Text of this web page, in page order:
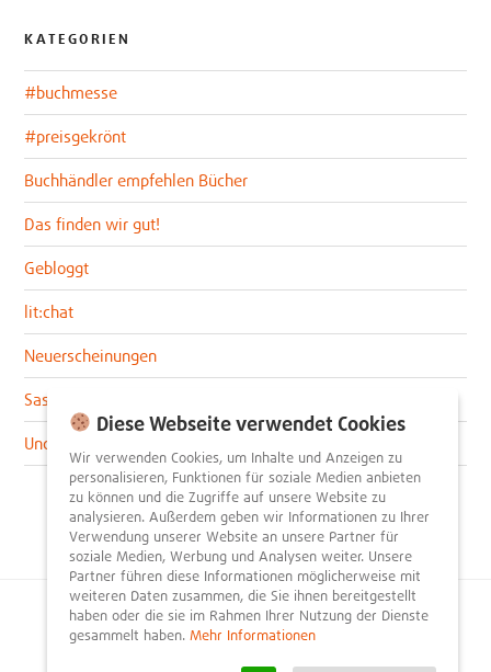
KATEGORIEN
#buchmesse
#preisgekrönt
Buchhändler empfehlen Bücher
Das finden wir gut!
Gebloggt
lit:chat
Neuerscheinungen
Sascha im lit:blog
Uncategorized
© 2026litnity – Bücher entdecken und empfehlen.
Diese Webseite verwendet Cookies
Wir verwenden Cookies, um Inhalte und Anzeigen zu
personalisieren, Funktionen für soziale Medien anbieten
zu können und die Zugriffe auf unsere Website zu
analysieren. Außerdem geben wir Informationen zu Ihrer
Verwendung unserer Website an unsere Partner für
soziale Medien, Werbung und Analysen weiter. Unsere
Partner führen diese Informationen möglicherweise mit
weiteren Daten zusammen, die Sie ihnen bereitgestellt
haben oder die sie im Rahmen Ihrer Nutzung der Dienste
gesammelt haben. Mehr Informationen